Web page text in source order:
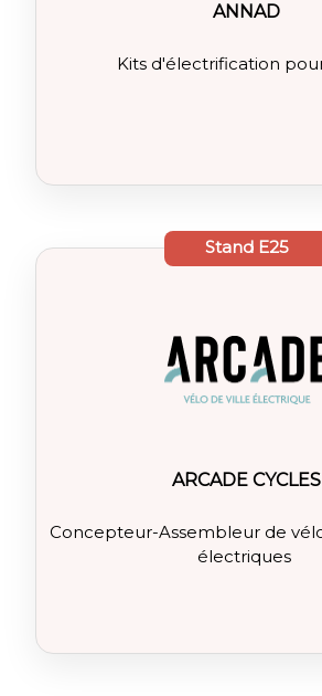
ANNAD
Kits d'électrification
StandE25
ARCADE CYCLES
Concepteur-Assembleur de
électriques